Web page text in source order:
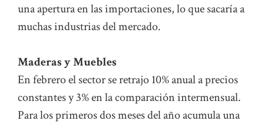
una apertura en las importaciones, lo que sacaría a
muchas industrias del mercado.
Maderas y Muebles
En febrero el sector se retrajo 10% anual a precios
constantes y 3% en la comparación intermensual.
Para los primeros dos meses del año acumula una